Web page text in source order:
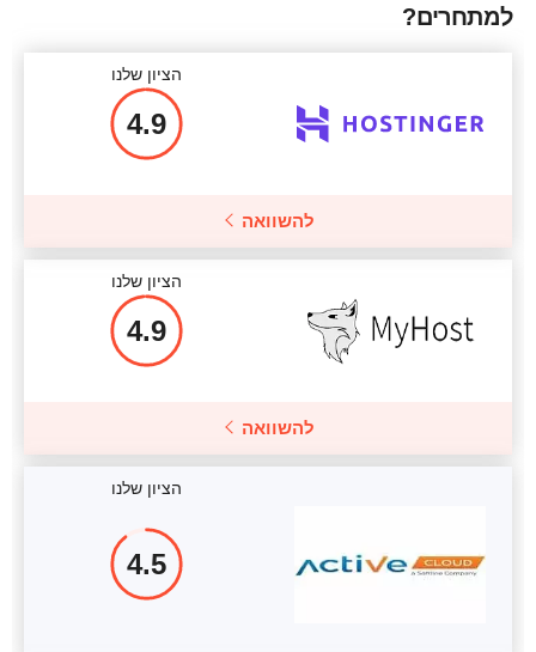
למתחרים?
הציון שלנו
4.9
להשוואה
הציון שלנו
4.9
להשוואה
הציון שלנו
4.5